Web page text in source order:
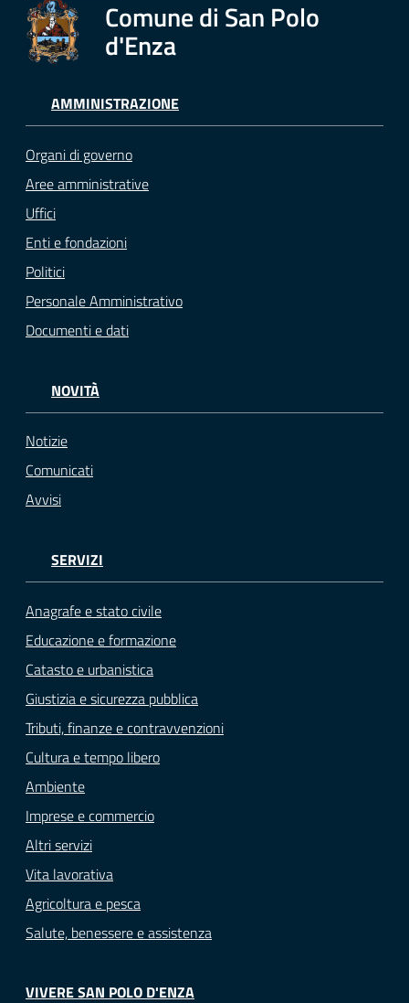
Comune di San Polo
d'Enza
AMMINISTRAZIONE
Organi di governo
Aree amministrative
Uffici
Enti e fondazioni
Politici
Personale Amministrativo
Documenti e dati
NOVITÀ
Notizie
Comunicati
Avvisi
SERVIZI
Anagrafe e stato civile
Educazione e formazione
Catasto e urbanistica
Giustizia e sicurezza pubblica
Tributi, finanze e contravvenzioni
Cultura e tempo libero
Ambiente
Imprese e commercio
Altri servizi
Vita lavorativa
Agricoltura e pesca
Salute, benessere e assistenza
VIVERE SAN POLO D'ENZA